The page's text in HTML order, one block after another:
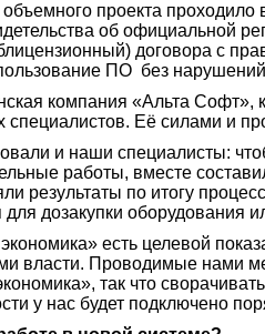
объемного проекта
об
договора с
ПО без
компания «Альта
Её силами и
и наши специалисты:
работы, вместе
результаты по итогу
дозакупки оборудования
есть целевой
власти. Проводимые нами
так что
у нас будет подключено